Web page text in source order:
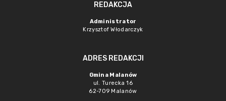
REDAKCJA
Administrator
Krzysztof Włodarczyk
ADRES REDAKCJI
Gmina Malanów
ul. Turecka 16
62-709 Malanów